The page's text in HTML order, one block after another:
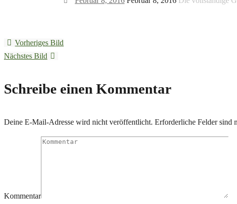
Vorheriges Bild
Nächstes Bild
Schreibe einen Kommentar
Deine E-Mail-Adresse wird nicht veröffentlicht. Erforderliche Felder sind
Kommentar